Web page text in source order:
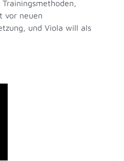
vor neuen
und Viola will als